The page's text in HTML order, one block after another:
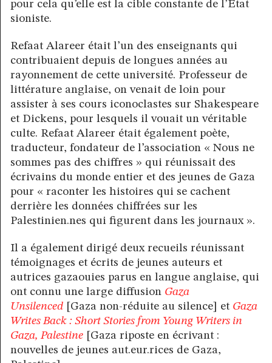
pour cela qu’elle est la cible constante de l’Etat
sioniste.
Refaat Alareer était l’un des enseignants qui
contribuaient depuis de longues années au
rayonnement de cette université. Professeur de
littérature anglaise, on venait de loin pour
assister à ses cours iconoclastes sur Shakespeare
et Dickens, pour lesquels il vouait un véritable
culte. Refaat Alareer était également poète,
traducteur, fondateur de l’association « Nous ne
sommes pas des chiffres » qui réunissait des
écrivains du monde entier et des jeunes de Gaza
pour « raconter les histoires qui se cachent
derrière les données chiffrées sur les
Palestinien.nes qui figurent dans les journaux ».
Il a également dirigé deux recueils réunissant
témoignages et écrits de jeunes auteurs et
autrices gazaouies parus en langue anglaise, qui
ont connu une large diffusion Gaza
Unsilenced [Gaza non-réduite au silence] et Gaza
Writes Back : Short Stories from Young Writers in
Gaza, Palestine [Gaza riposte en écrivant :
nouvelles de jeunes aut.eur.rices de Gaza,